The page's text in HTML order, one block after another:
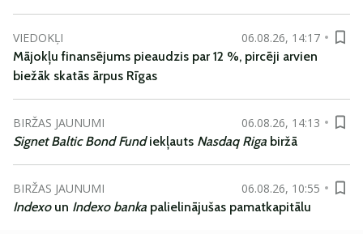
VIEDOKĻI
06.08.26, 14:17
Mājokļu finansējums pieaudzis par 12 %, pircēji arvien
biežāk skatās ārpus Rīgas
BIRŽAS JAUNUMI
06.08.26, 14:13
Signet Baltic Bond Fundiekļauts Nasdaq Riga biržā
BIRŽAS JAUNUMI
06.08.26, 10:55
Indexoun Indexo banka palielinājušas pamatkapitālu